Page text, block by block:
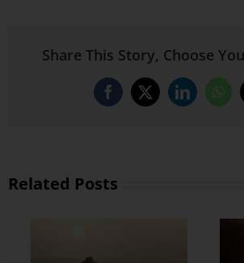
Share This Story, Choose
Facebook
X LinkedIn
Related Posts